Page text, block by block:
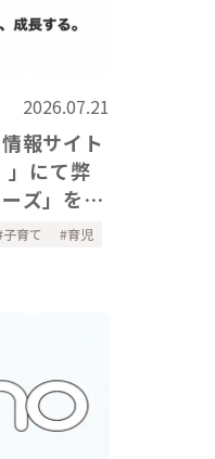
2026.07.21
報サイト
にて弊
ズ」をご
子育て 育児